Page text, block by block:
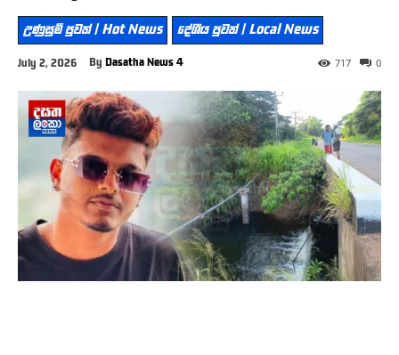
උණුසුම් පුවත් | Hot News දේශීය පුවත් | Local News
July 2, 2026 By Dasatha News 4 0
717